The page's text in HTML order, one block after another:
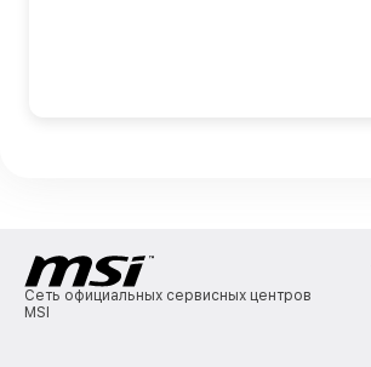
Сеть официальных сервисных центров
MSI